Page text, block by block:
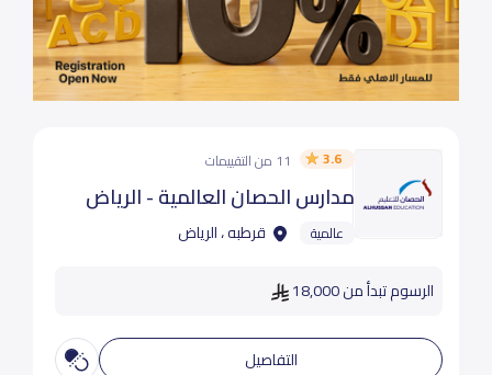
3.6 11 من التقييمات
مدارس الحصان العالمية - الرياض
عالمية قرطبه ، الرياض
الرسوم تبدأ من 18,000
التفاصيل